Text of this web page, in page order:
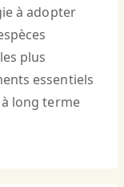
à adopter
plus
essentiels
long terme